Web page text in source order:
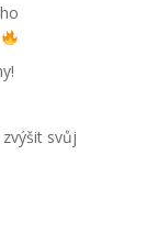
svůj